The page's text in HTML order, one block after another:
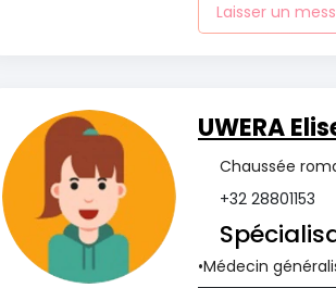
Laisser un
UWERA
Chaussée
+32 28801153
Médecin